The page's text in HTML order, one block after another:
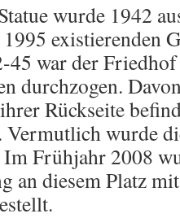
wurde 1942
existierenden
45 war der
durchzogen.
Rückseite
wurde
Im Frühjahr 2008
an diesem Platz